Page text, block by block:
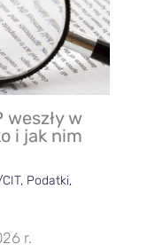
w
i jak nim
, Podatki,
r.